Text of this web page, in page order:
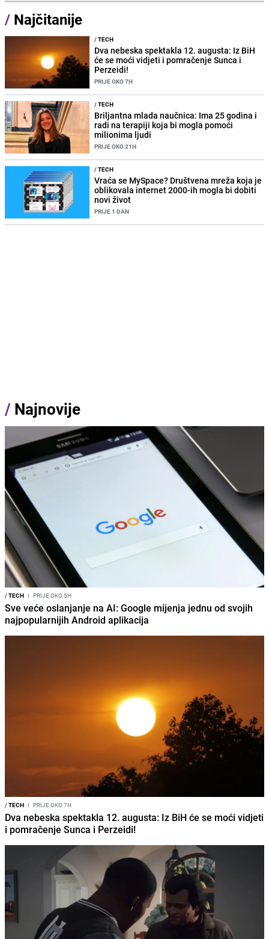
/ Najčitanije
/TECH
Dva nebeska spektakla 12. augusta: Iz BiH
će se moći vidjeti i pomračenje Sunca i
Perzeidi!
PRIJE OKO 7H
/TECH
Briljantna mlada naučnica: Ima 25 godina i
radi na terapiji koja bi mogla pomoći
milionima ljudi
PRIJE OKO 21H
/TECH
Vraća se MySpace? Društvena mreža koja je
oblikovala internet 2000-ih mogla bi dobiti
novi život
PRIJE 1 DAN
/ Najnovije
/TECH I PRIJE OKO 5H
Sve veće oslanjanje na AI: Google mijenja jednu od svojih
najpopularnijih Android aplikacija
/TECH I PRIJE OKO 7H
Dva nebeska spektakla 12. augusta: Iz BiH će se moći vidjeti
i pomračenje Sunca i Perzeidi!